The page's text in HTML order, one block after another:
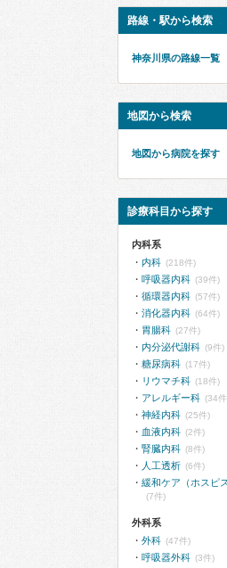
路線・駅から検索
神奈川県の路線一覧
地図から検索
地図から病院を探す
診療科目から探す
内科系
内科 (218件)
呼吸器内科 (39件)
循環器内科 (57件)
消化器内科 (64件)
胃腸科 (27件)
内分泌代謝科 (9件)
糖尿病科 (17件)
リウマチ科 (18件)
アレルギー科 (34
神経内科 (25件)
血液内科 (2件)
腎臓内科 (8件)
人工透析 (6件)
緩和ケア（ホスピス
(7件)
外科系
外科 (47件)
呼吸器外科 (3件)